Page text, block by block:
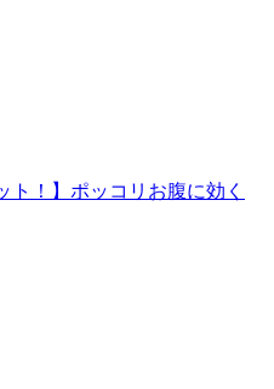
ト！】ポッコリお腹に効く